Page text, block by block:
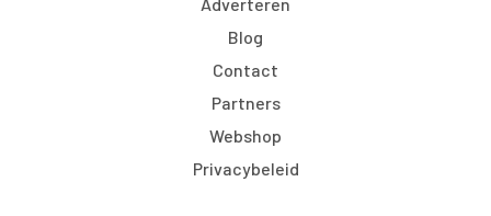
Blog
Contact
Partners
Webshop
Privacybeleid